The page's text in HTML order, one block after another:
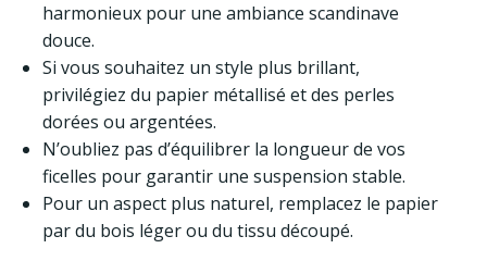
harmonieux pour une ambiance scandinave
douce.
Si vous souhaitez un style plus brillant,
privilégiez du papier métallisé et des perles
dorées ou argentées.
N’oubliez pas d’équilibrer la longueur de vos
ficelles pour garantir une suspension stable.
Pour un aspect plus naturel, remplacez le papier
par du bois léger ou du tissu découpé.